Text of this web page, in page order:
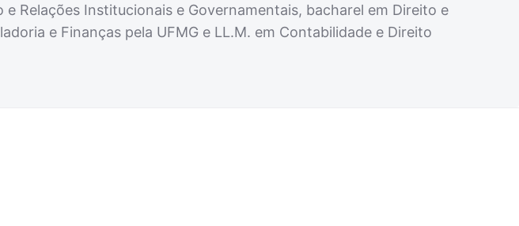
Relações Institucionais e Governamentais, bacharel em Direito e
e Finanças pela UFMG e LL.M. em Contabilidade e Direito